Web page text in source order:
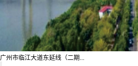
广州市临江大道东延线（二期...